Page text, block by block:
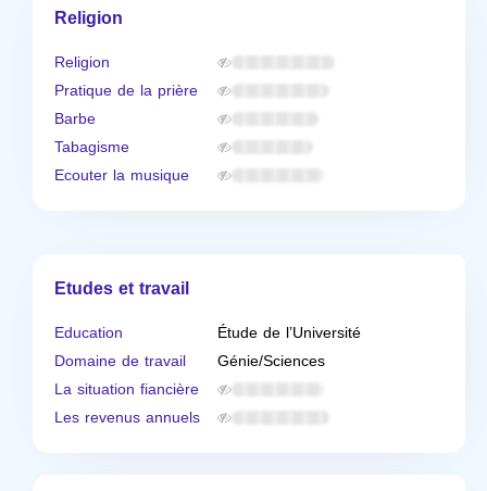
Religion
Religion
Pratique de la prière
Barbe
Tabagisme
Ecouter la musique
Etudes et travail
Education
Étude de l’Université
Domaine de travail
Génie/Sciences
La situation fiancière
Les revenus annuels